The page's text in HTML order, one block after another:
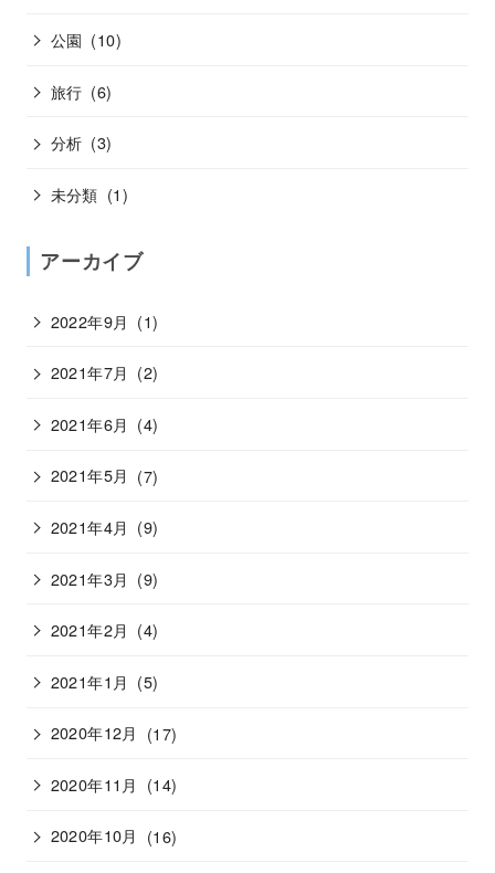
公園 (10)
旅行 (6)
分析 (3)
未分類 (1)
アーカイブ
2022年9月 (1)
2021年7月 (2)
2021年6月 (4)
2021年5月 (7)
2021年4月 (9)
2021年3月 (9)
2021年2月 (4)
2021年1月 (5)
2020年12月 (17)
2020年11月 (14)
2020年10月 (16)